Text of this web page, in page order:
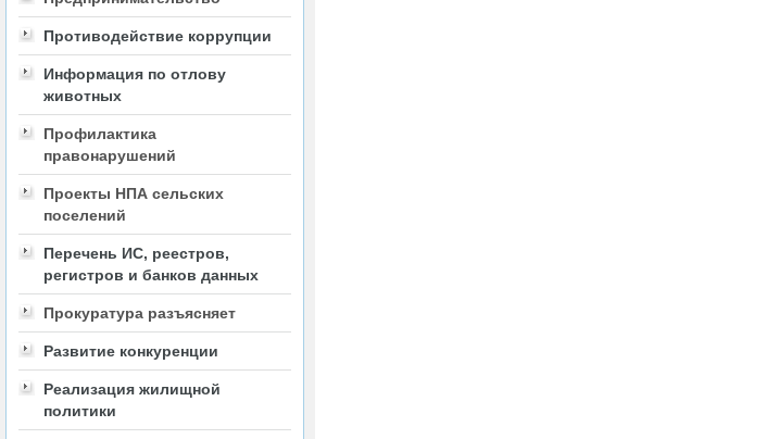
Противодействие коррупции
Информация по отлову
животных
Профилактика
правонарушений
Проекты НПА сельских
поселений
Перечень ИС, реестров,
регистров и банков данных
Прокуратура разъясняет
Развитие конкуренции
Реализация жилищной
политики